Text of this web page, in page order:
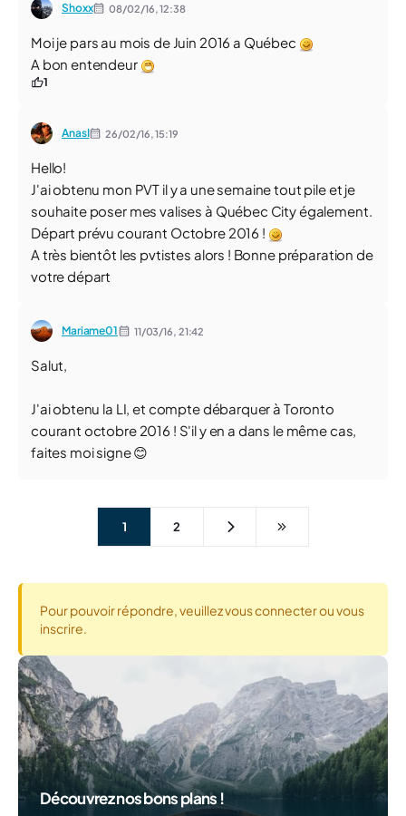
Shoxx 08/02/16,12:38
Moi je pars au mois de Juin 2016 a Québec
A bon entendeur
1
AnasI 26/02/16,15:19
Hello!
J'ai obtenu mon PVT il y a une semaine tout pile et je
souhaite poser mes valises à Québec City également.
Départ prévu courant Octobre 2016 !
A très bientôt les pvtistes alors ! Bonne préparation de
votre départ
Mariame01 11/03/16, 21:42
Salut,
J'ai obtenu la LI, et compte débarquer à Toronto
courant octobre 2016 ! S'il y en a dans le même cas,
faites moi signe 😊
1 2
Pour pouvoir répondre, veuillez vous connecter ou vous
inscrire.
Découvrez nos bons plans !